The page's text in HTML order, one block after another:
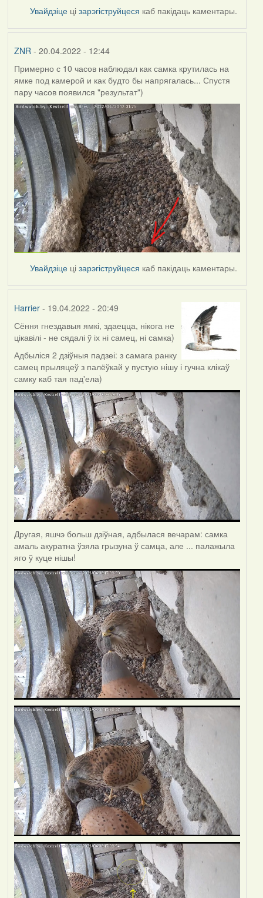
Увайдзіце цізарэгіструйцеся каб пакідаць каментары.
ZNR- 20.04.2022 - 12:44
Примерно с 10 часов наблюдал как самка крутилась на
ямке под камерой и как будто бы напрягалась... Спустя
пару часов появился "результат")
Увайдзіце цізарэгіструйцеся каб пакідаць каментары.
Harrier- 19.04.2022 - 20:49
Сёння гнездавыя ямкі, здаецца, нікога не
цікавілі - не сядалі ў іх ні самец, ні самка)
Адбыліся 2 дзіўныя падзеі: з самага ранку
самец прыляцеў з палёўкай у пустую нішу і гучна клікаў
самку каб тая пад'ела)
Другая, яшчэ больш дзіўная, адбылася вечарам: самка
амаль акуратна ўзяла грызуна ў самца, але ... палажыла
яго ў куце нішы!